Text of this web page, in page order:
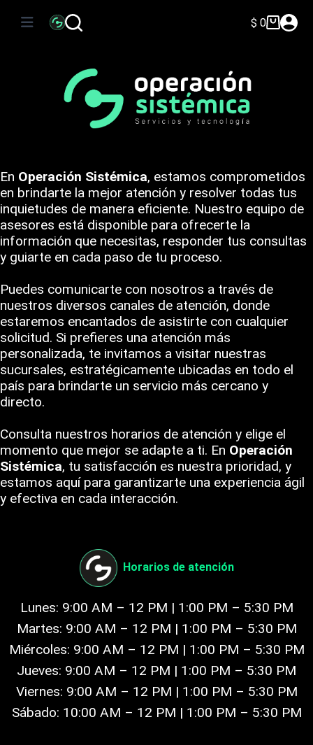
Carro
$ 0
Información de Contacto – Operación Sistémica
En Operación Sistémica, estamos comprometidos
en brindarte la mejor atención y resolver todas tus
inquietudes de manera eficiente. Nuestro equipo de
asesores está disponible para ofrecerte la
información que necesitas, responder tus consultas
y guiarte en cada paso de tu proceso.
Puedes comunicarte con nosotros a través de
nuestros diversos canales de atención, donde
estaremos encantados de asistirte con cualquier
solicitud. Si prefieres una atención más
personalizada, te invitamos a visitar nuestras
sucursales, estratégicamente ubicadas en todo el
país para brindarte un servicio más cercano y
directo.
Consulta nuestros horarios de atención y elige el
momento que mejor se adapte a ti. En Operación
Sistémica, tu satisfacción es nuestra prioridad, y
estamos aquí para garantizarte una experiencia ágil
y efectiva en cada interacción.
Horarios de atención
Lunes: 9:00 AM – 12 PM | 1:00 PM – 5:30 PM
Martes: 9:00 AM – 12 PM | 1:00 PM – 5:30 PM
Miércoles: 9:00 AM – 12 PM | 1:00 PM – 5:30 PM
Jueves: 9:00 AM – 12 PM | 1:00 PM – 5:30 PM
Viernes: 9:00 AM – 12 PM | 1:00 PM – 5:30 PM
Sábado: 10:00 AM – 12 PM | 1:00 PM – 5:30 PM